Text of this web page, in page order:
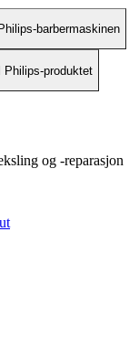
barbermaskinen
Philips-produktet
og -reparasjon